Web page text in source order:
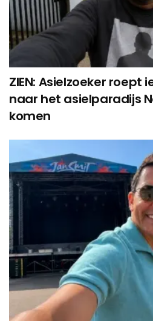
ZIEN: Asielzoeker roept
naar het asielparadijs
komen